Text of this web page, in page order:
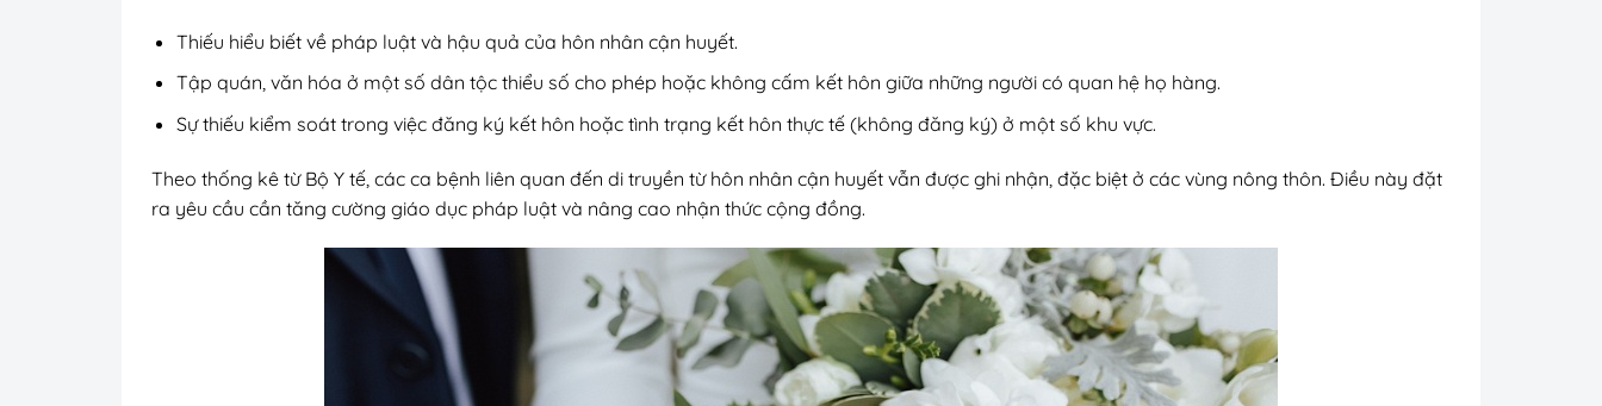
Thiếu hiểu biết về pháp luật và hậu quả của hôn nhân cận huyết.
Tập quán, văn hóa ở một số dân tộc thiểu số cho phép hoặc không cấm kết hôn giữa những người có quan hệ họ hàng.
Sự thiếu kiểm soát trong việc đăng ký kết hôn hoặc tình trạng kết hôn thực tế (không đăng ký) ở một số khu vực.
Theo thống kê từ Bộ Y tế, các ca bệnh liên quan đến di truyền từ hôn nhân cận huyết vẫn được ghi nhận, đặc biệt ở các vùng nông thôn. Điều này đặt
ra yêu cầu cần tăng cường giáo dục pháp luật và nâng cao nhận thức cộng đồng.